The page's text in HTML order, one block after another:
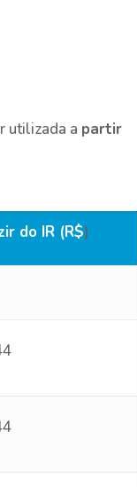
utilizada a partir
do IR (R$)